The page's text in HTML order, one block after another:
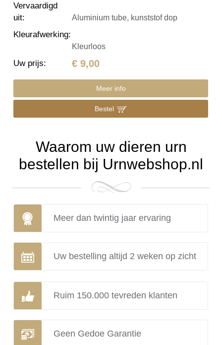
Vervaardigd
uit: Aluminium tube, kunststof dop
Kleurafwerking:
Kleurloos
Uw prijs: € 9,00
Meer info
Bestel
Waarom uw dieren urn
bestellen bij Urnwebshop.nl
Meer dan twintig jaar ervaring
Uw bestelling altijd 2 weken op zicht
Ruim 150.000 tevreden klanten
Geen Gedoe Garantie